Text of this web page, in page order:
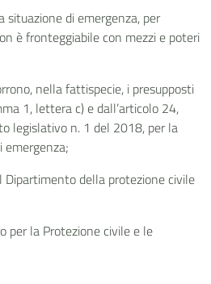
situazione di emergenza, per
è fronteggiabile con mezzi e poteri
nella fattispecie, i presupposti
1, lettera c) e dall’articolo 24,
legislativo n. 1 del 2018, per la
Dipartimento della protezione civile
per la Protezione civile e le